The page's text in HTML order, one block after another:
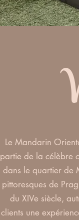
Le Mandarin
partie de la célèbre
dans le quartier de
pittoresques de
du XIVe siècle,
clients une